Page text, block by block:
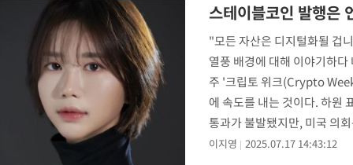
스테이블코인 발행은
"모든 자산은 디지털화될 겁
열풍 배경에 대해 이야기하
주 '크립토 위크(Crypto
에 속도를 내는 것이다. 하원
통과가 불발됐지만, 미국 의
이지영 2025.07.17 14:43:12